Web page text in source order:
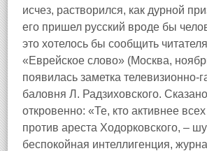
исчез, растворился, как дурной
его пришел русский вроде бы
это хотелось бы сообщить
«Еврейское слово» (Москва,
появилась заметка
баловня Л. Радзиховского.
откровенно: «Те, кто активнее
против ареста Ходорковского, –
беспокойная интеллигенция,